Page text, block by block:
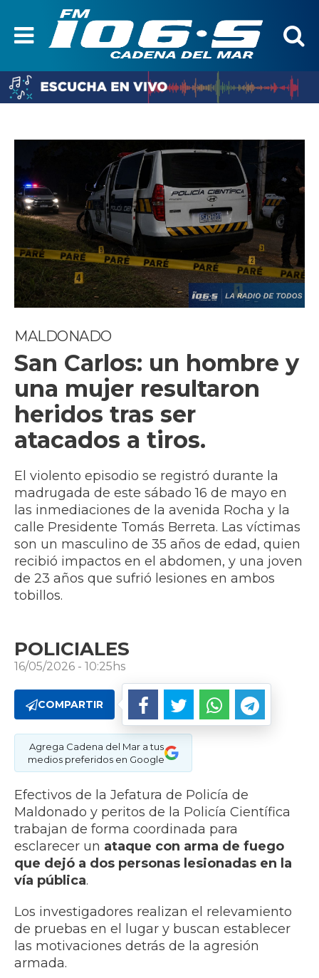
MALDONADO
San Carlos: un hombre y
una mujer resultaron
heridos tras ser
atacados a tiros.
El violento episodio se registró durante la
madrugada de este sábado 16 de mayo en
las inmediaciones de la avenida Rocha y la
calle Presidente Tomás Berreta. Las víctimas
son un masculino de 35 años de edad, quien
recibió impactos en el abdomen, y una joven
de 23 años que sufrió lesiones en ambos
tobillos.
POLICIALES
16/05/2026 - 10:25hs
COMPARTIR
Agrega Cadena del Mar a tus
medios preferidos en Google
Efectivos de la Jefatura de Policía de
Maldonado y peritos de la Policía Científica
trabajan de forma coordinada para
esclarecer un ataque con arma de fuego
que dejó a dos personas lesionadas en la
vía pública.
Los investigadores realizan el relevamiento
de pruebas en el lugar y buscan establecer
las motivaciones detrás de la agresión
armada.